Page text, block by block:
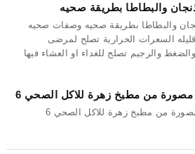
والبطاطا بطريقة صحيه
والبطاطا بطريقة صحيه وصفات صحيه
السعرات الحرارية تصلح لمرضى
والرجيم تصلح للغداء او العشاء فيها
من مطبخ زهرة للاكل الصحي 6
من مطبخ زهرة للاكل الصحي 6